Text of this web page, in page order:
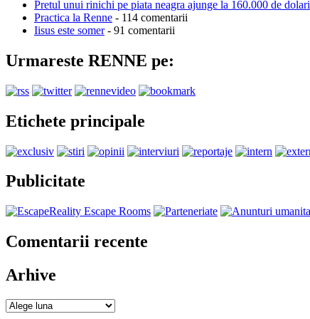
Pretul unui rinichi pe piata neagra ajunge la 160.000 de dolari
Practica la Renne - 114 comentarii
Iisus este somer- 91 comentarii
Urmareste RENNE pe:
Etichete principale
Publicitate
Comentarii recente
Arhive